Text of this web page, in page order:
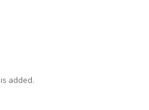
added.